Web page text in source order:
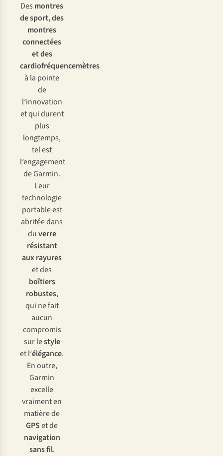
Des montres
de sport, des
montres
connectées
et des
cardiofréquencemètres
à la pointe
de
l’innovation
et qui durent
plus
longtemps,
tel est
l’engagement
de Garmin.
Leur
technologie
portable est
abritée dans
duverre
résistant
aux rayures
et des
boîtiers
robustes,
qui ne fait
aucun
compromis
sur lestyle
et l’élégance.
En outre,
Garmin
excelle
vraiment en
matière de
GPSet de
navigation
sans fil.